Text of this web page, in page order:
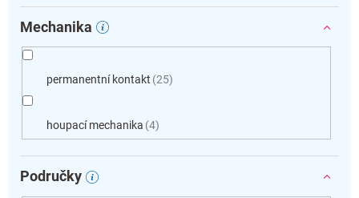
Mechanika
permanentní kontakt 25
houpací mechanika 4
Područky